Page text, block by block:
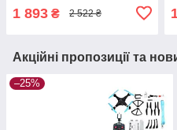
1 893 ₴ 2 522 ₴
Акційні пропозиції та
–25%